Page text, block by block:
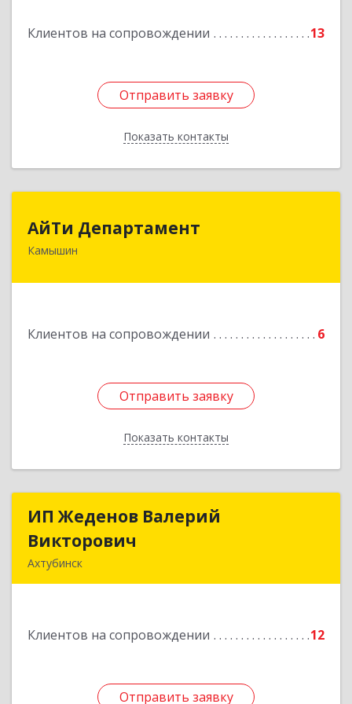
Клиентов на сопровождении 13
Отправить заявку
Показать контакты
Подробнее
Отправить заявку
Назад
АйТи Департамент
Камышин
Клиентов на сопровождении 6
Отправить заявку
Показать контакты
Отправить заявку
Назад
ИП Жеденов Валерий
Викторович
Ахтубинск
Клиентов на сопровождении 12
Отправить заявку
ИП Жеденов Валерий
Подробнее
Отправить заявку